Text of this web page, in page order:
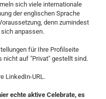
sich viele internationale
der englischen Sprache
denn zumindest
anpassen.
für Ihre Profilseite
nicht auf "Privat" gestellt sind.
LinkedIn-URL.
echte aktive Celebrate, es